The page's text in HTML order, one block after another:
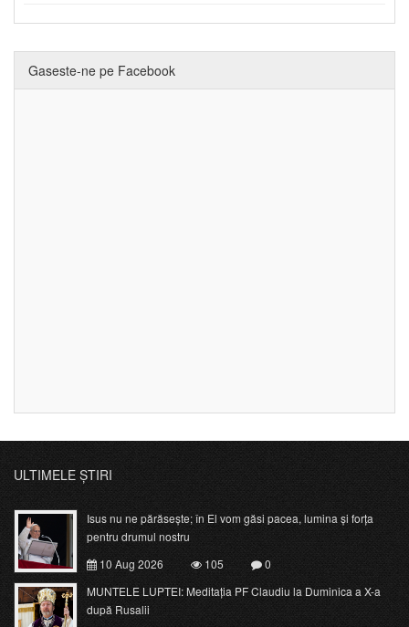
Gaseste-ne pe Facebook
ULTIMELE ȘTIRI
Isus nu ne părăsește; în El vom găsi pacea, lumina și forța
pentru drumul nostru
10 Aug 2026
105
0
MUNTELE LUPTEI: Meditația PF Claudiu la Duminica a X-a
după Rusalii